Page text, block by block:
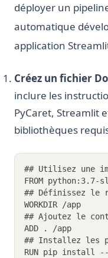
déployer un
automatique
application
Créez un fichier
inclure les
PyCaret, Streamlit
bibliothèques
## Utilisez une
FROM python:3.7-
## Définissez le
WORKDIR /app
## Ajoutez le
ADD . /app
## Installez les
RUN pip install